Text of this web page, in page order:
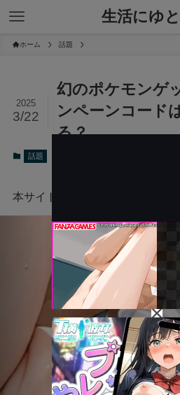
生活にゆ
ホーム 話題
幻のポケモンゲ
ンペーンコード
る？
2025
3/22
話題
本サイトにはプロモーションが